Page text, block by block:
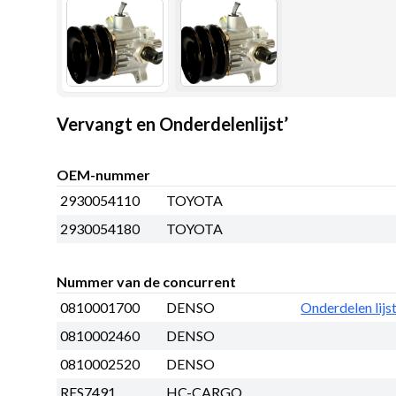
Vervangt en Onderdelenlijst’
OEM-nummer
2930054110
TOYOTA
2930054180
TOYOTA
Nummer van de concurrent
0810001700
DENSO
Onderdelen
0810002460
DENSO
0810002520
DENSO
RES7491
HC-CARGO